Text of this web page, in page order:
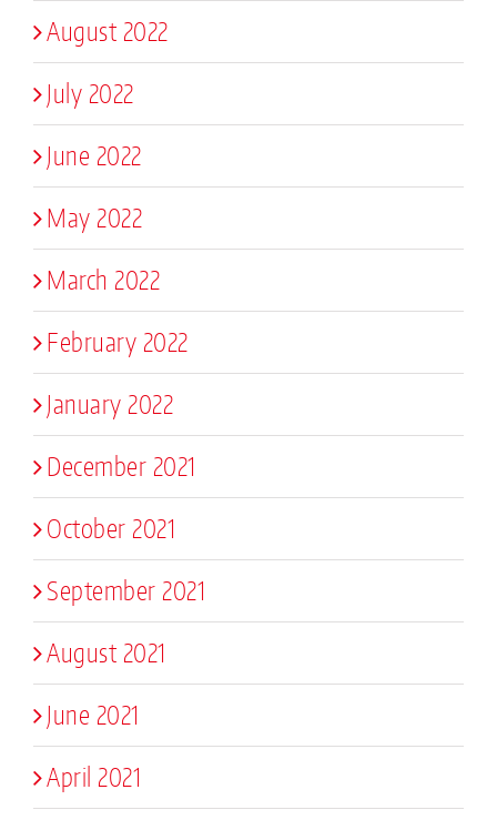
August 2022
July 2022
June 2022
May 2022
March 2022
February 2022
January 2022
December 2021
October 2021
September 2021
August 2021
June 2021
April 2021